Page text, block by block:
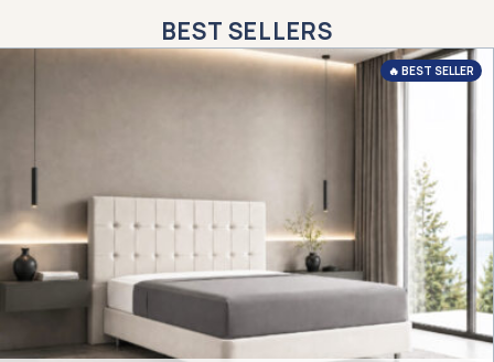
BEST SELLERS
🔥 BEST SELLER